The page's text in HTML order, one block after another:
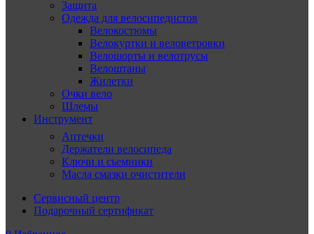
Защита
Одежда для велосипедистов
Велокостюмы
Велокуртки и веловетровки
Велошорты и велотрусы
Велоштаны
Жилетки
Очки вело
Шлемы
Инструмент
Аптечки
Держатели велосипеда
Ключи и сьемники
Масла смазки очистители
Сервисный центр
Подарочный сертификат